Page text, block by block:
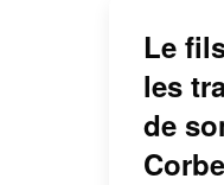
Le
les
de